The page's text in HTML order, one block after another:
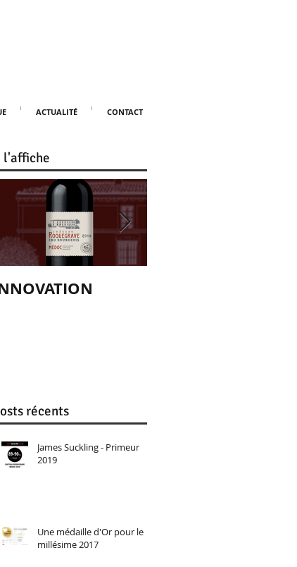
ACTUALITÉ CONTACT
l'affiche
récents
James Suckling - Primeur
2019
Une médaille d'Or pour le
millésime 2017